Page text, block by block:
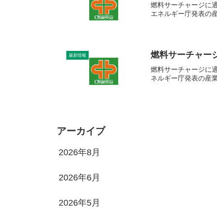
燃料サーチャージに
エネルギー庁発表の
最新情報 燃料サーチャ
燃料サーチャージに
ネルギー庁発表の産
アーカイブ
2026年8月
2026年6月
2026年5月